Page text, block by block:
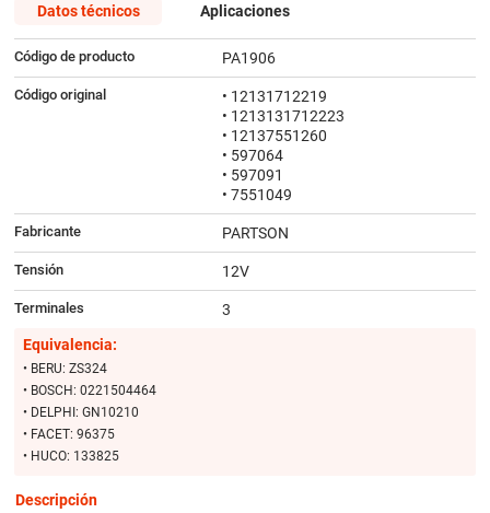
Datos técnicos Aplicaciones
Código de producto PA1906
Código original
• 12131712219
• 1213131712223
• 12137551260
• 597064
• 597091
• 7551049
Fabricante PARTSON
Tensión 12V
Terminales
3
Equivalencia:
• BERU: ZS324
• BOSCH: 0221504464
• DELPHI: GN10210
• FACET: 96375
• HUCO: 133825
Descripción